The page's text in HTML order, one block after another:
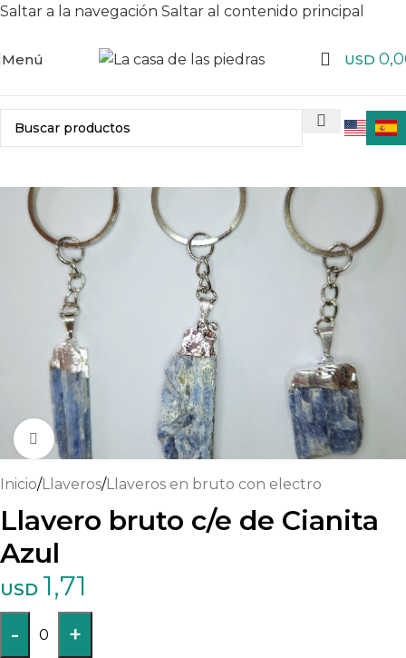
Saltar a la navegación Saltar al contenido principal
Menú USD
Haga clic para ampliar
Inicio/Llaveros/Llaveros en bruto con electro
Llavero bruto c/e de Cianita
Azul
USD 1,71
- 0 +